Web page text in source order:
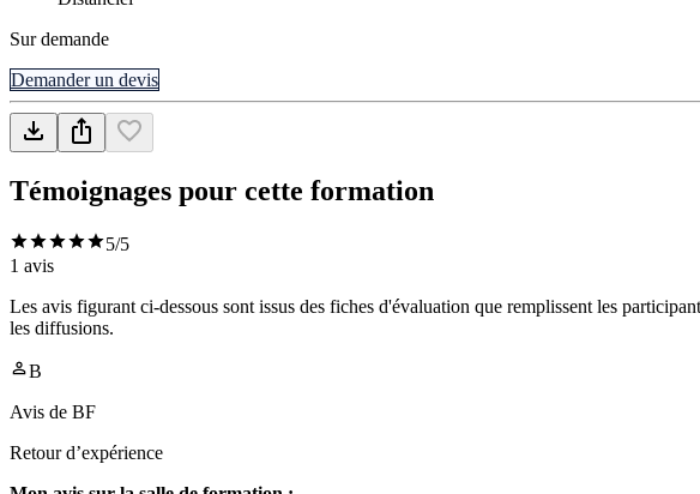
Sur demande
Demander un devis
Témoignages pour cette formation
5/5
1 avis
Les avis figurant ci-dessous sont issus des fiches d'évaluation que remplissent les
les diffusions.
B
Avis de BF
Retour d’expérience